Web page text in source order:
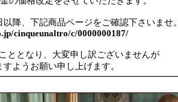
降、下記商品ページをご確認下さいませ。
cinqueunaltro/c/0000000187/
ととなり、大変申し訳ございませんが
ようお願い申し上げます。